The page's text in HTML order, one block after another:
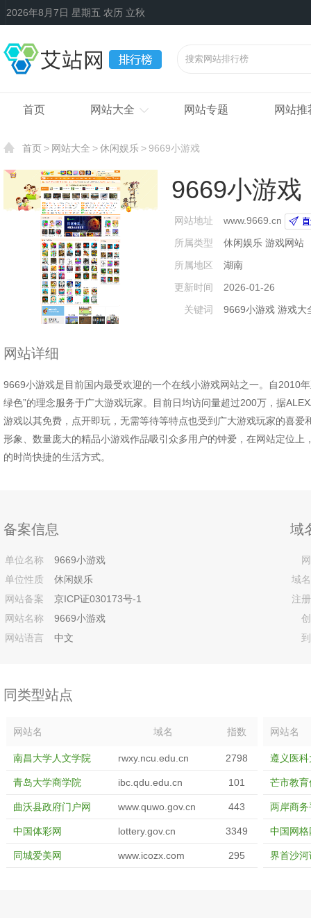
2026年8月7日 星期五 农历 立秋
首页 网站大全 网站专题 网站推
首页 网站大全 休闲娱乐 9669小游戏
9669小游戏
网站地址
www.9669.cn
所属类型
休闲娱乐 游戏网站
所属地区
湖南
更新时间
2026-01-26
关键词
9669小游戏 游戏大
网站详细
9669小游戏是目前国内最受欢迎的一个在线小游戏网站之一。自2010
绿色”的理念服务于广大游戏玩家。目前日均访问量超过200万，据
游戏以其免费，点开即玩，无需等待等特点也受到广大游戏玩家的喜
形象、数量庞大的精品小游戏作品吸引众多用户的钟爱，在网站定位
的时尚快捷的生活方式。
备案信息
单位名称
9669小游戏
单位性质
休闲娱乐
网站备案
京ICP证030173号-1
网站名称
9669小游戏
网站语言
中文
域
域
注
同类型站点
网站名 域名 指数
南昌大学人文学院 rwxy.ncu.edu.cn 2798
青岛大学商学院 ibc.qdu.edu.cn 101
曲沃县政府门户网 www.quwo.gov.cn 443
中国体彩网 lottery.gov.cn 3349
同城爱美网 www.icozx.com 295
网站名
遵义医
芒市教
两岸商务
中国网格
界首沙河